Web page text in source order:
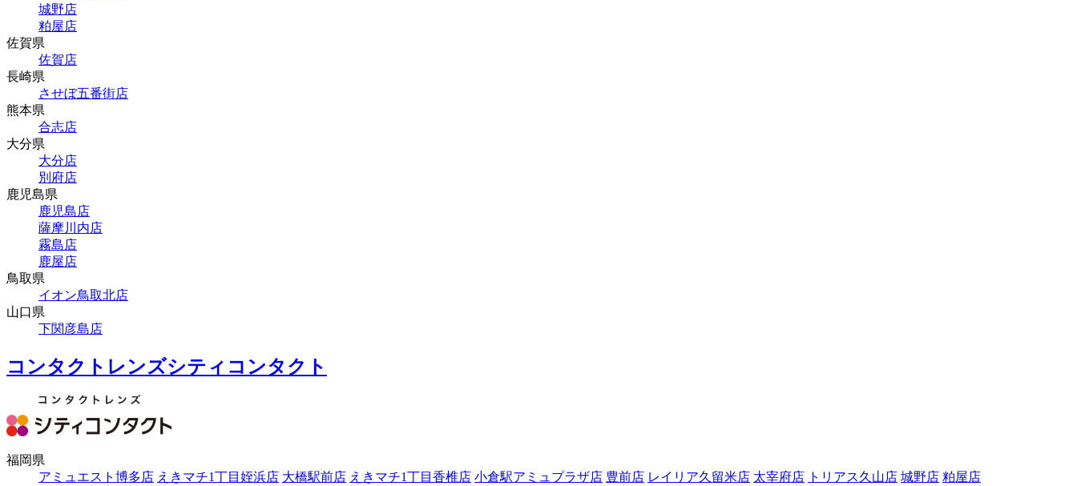
城野店
粕屋店
佐賀県
佐賀店
長崎県
させぼ五番街店
熊本県
合志店
大分県
大分店
別府店
鹿児島県
鹿児島店
薩摩川内店
霧島店
鹿屋店
鳥取県
イオン鳥取北店
山口県
下関彦島店
コンタクトレンズシティコンタクト
福岡県
アミュエスト博多店 えきマチ1丁目姪浜店 大橋駅前店 えきマチ1丁目香椎店 小倉駅アミュプラザ店 豊前店 レイリア久留米店 太宰府店 トリアス久山店 城野店 粕屋店